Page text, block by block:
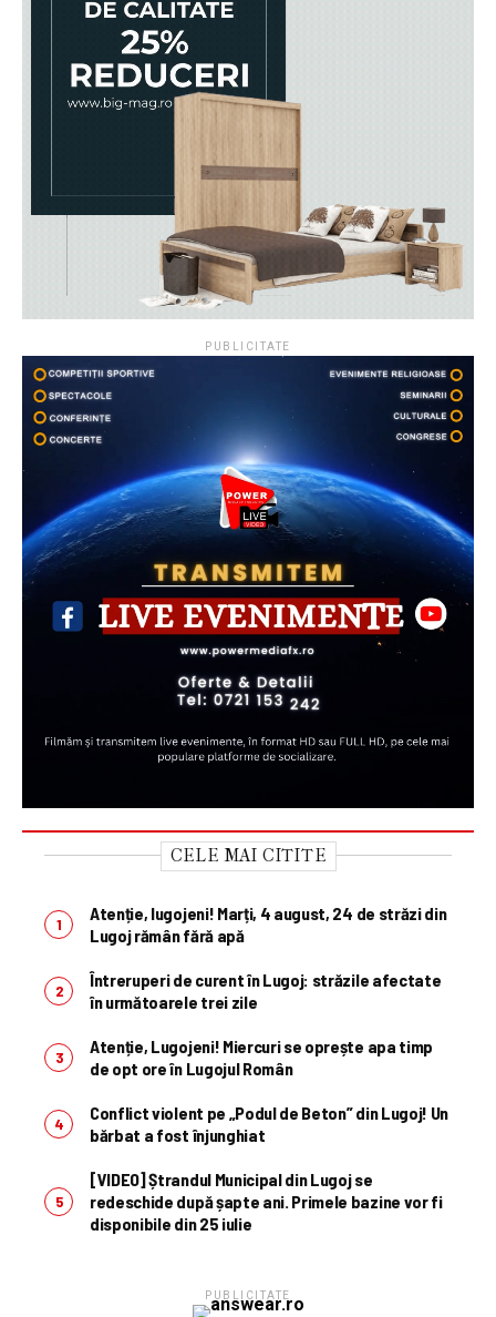
PUBLICITATE
CELE MAI CITITE
Atenție, lugojeni! Marți, 4 august, 24 de străzi din
Lugoj rămân fără apă
Întreruperi de curent în Lugoj: străzile afectate
în următoarele trei zile
Atenție, Lugojeni! Miercuri se oprește apa timp
de opt ore în Lugojul Român
Conflict violent pe „Podul de Beton” din Lugoj! Un
bărbat a fost înjunghiat
[VIDEO] Ștrandul Municipal din Lugoj se
redeschide după șapte ani. Primele bazine vor fi
disponibile din 25 iulie
PUBLICITATE